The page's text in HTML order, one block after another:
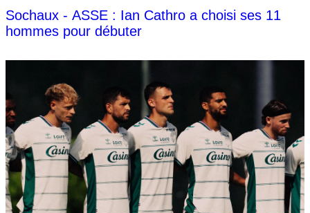
Sochaux - ASSE : Ian Cathro a choisi ses 11
hommes pour débuter